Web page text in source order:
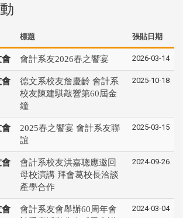
標題 張貼日期
會 會計系友2026春之饗宴 2026-03-14
會
德文系校友詹慶齡 會計系
校友陳建騏敲響第60屆金
鐘
2025-10-18
會
2025春之饗宴 會計系友聯
誼
2025-03-15
會
會計系校友洪嘉聰應邀回
母校演講 拜會葛校長洽談
產學合作
2024-09-26
會
會計系友會舉辦60周年會
2024-03-04